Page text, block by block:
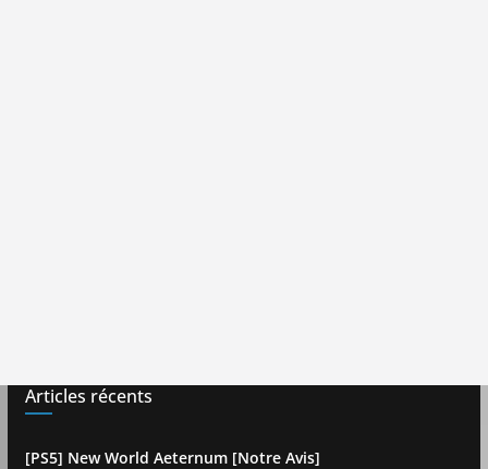
Articles récents
[PS5] New World Aeternum [Notre Avis]